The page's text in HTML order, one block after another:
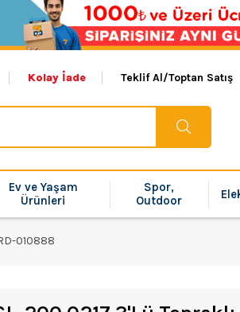
Kolay İade Teklif Al/Toptan Satış
Ev ve Yaşam
Ürünleri
Spor,
Outdoor
010888